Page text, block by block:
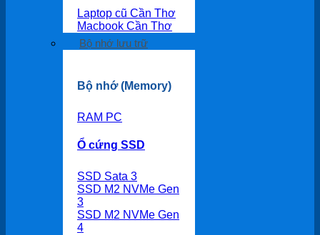
Laptop cũ Cần Thơ
Macbook Cần Thơ
Bộ nhớ lưu trữ
Bộ nhớ (Memory)
RAM PC
Ổ cứng SSD
SSD Sata 3
SSD M2 NVMe Gen
3
SSD M2 NVMe Gen
4